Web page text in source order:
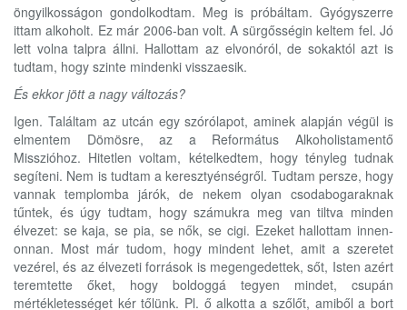
öngyilkosságon gondolkodtam. Meg is próbáltam. Gyógyszerre
ittam alkoholt. Ez már 2006-ban volt. A sürgősségin keltem fel. Jó
lett volna talpra állni. Hallottam az elvonóról, de sokaktól azt is
tudtam, hogy szinte mindenki visszaesik.
És ekkor jött a nagy változás?
Igen. Találtam az utcán egy szórólapot, aminek alapján végül is
elmentem Dömösre, az a Református Alkoholistamentő
Misszióhoz. Hitetlen voltam, kételkedtem, hogy tényleg tudnak
segíteni. Nem is tudtam a keresztyénségről. Tudtam persze, hogy
vannak templomba járók, de nekem olyan csodabogaraknak
tűntek, és úgy tudtam, hogy számukra meg van tiltva minden
élvezet: se kaja, se pia, se nők, se cigi. Ezeket hallottam innen-
onnan. Most már tudom, hogy mindent lehet, amit a szeretet
vezérel, és az élvezeti források is megengedettek, sőt, Isten azért
teremtette őket, hogy boldoggá tegyen mindet, csupán
mértékletességet kér tőlünk. Pl. ő alkotta a szőlőt, amiből a bort